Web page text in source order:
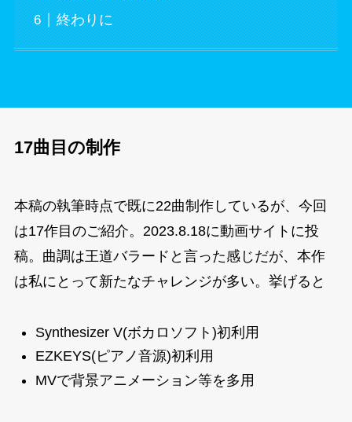
終わりに
17曲目の制作
本稿の執筆時点で既に22曲制作しているが、今回
は17作目のご紹介。2023.8.18に動画サイトに投
稿。曲調は王道バラードと言った感じだが、本作
は私にとって新たなチャレンジが多い。挙げると
Synthesizer V(ボカロソフト)初利用
EZKEYS(ピアノ音源)初利用
MVで背景アニメーション等を多用